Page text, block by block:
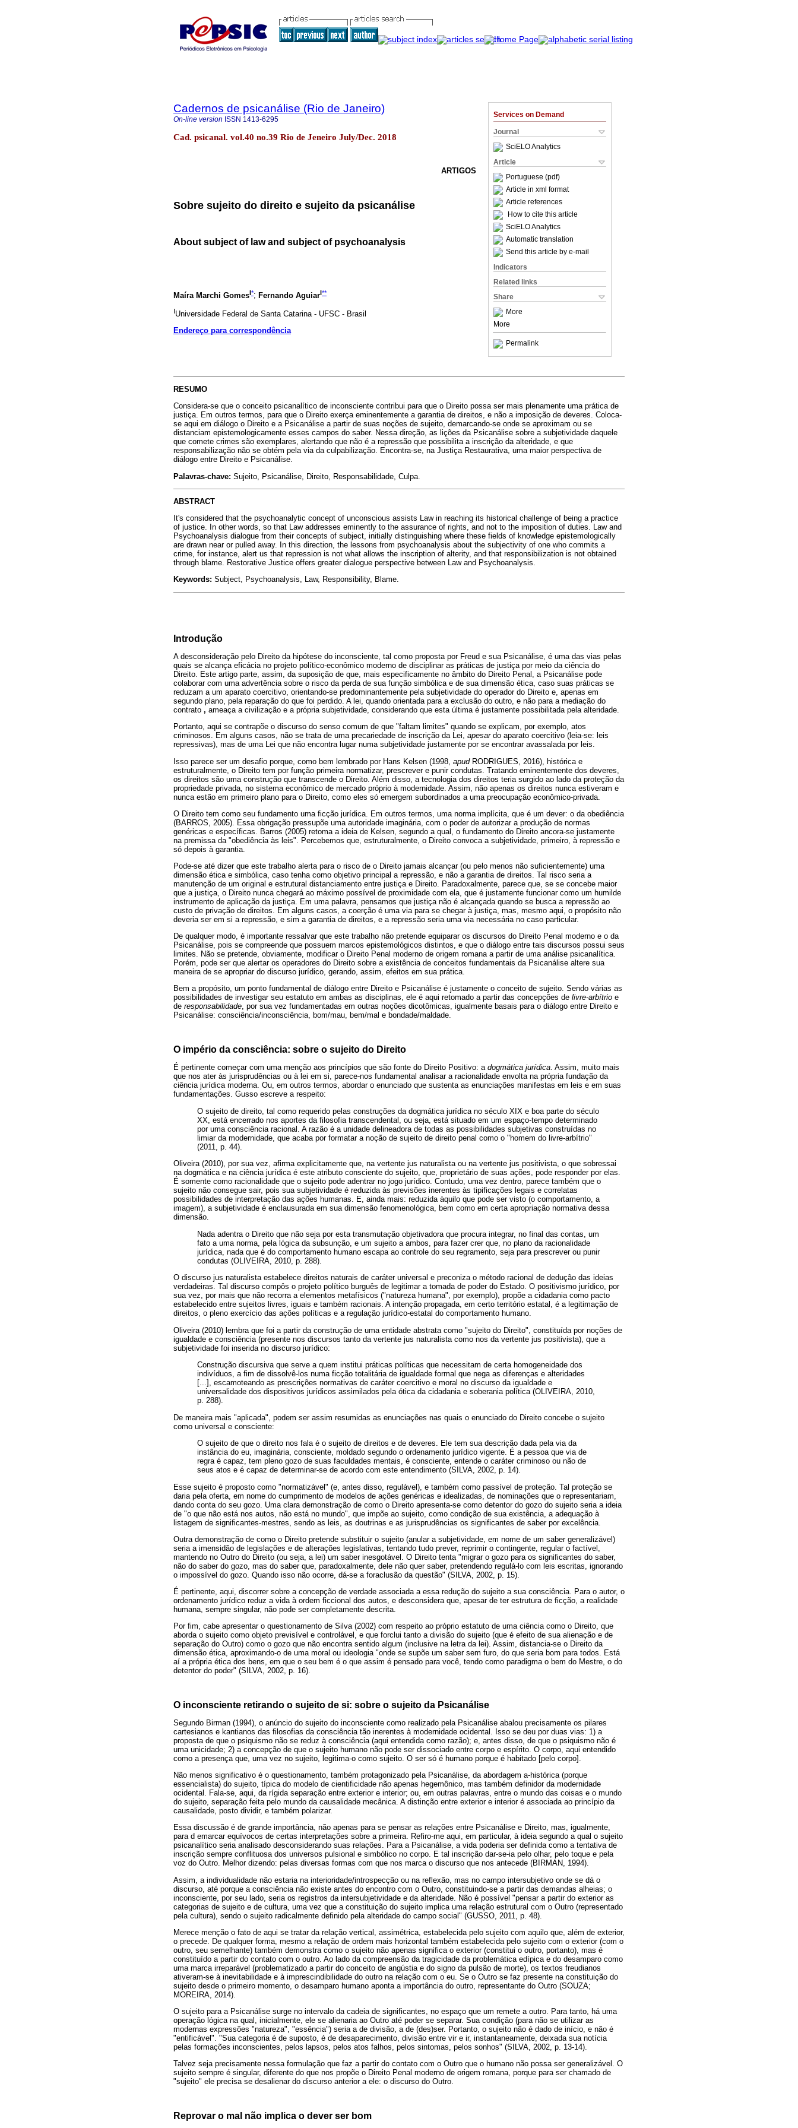
Services on Demand
Journal
SciELO Analytics
Article
Portuguese (pdf)
Article in xml format
Article references
How to cite this article
SciELO Analytics
Automatic translation
Send this article by e-mail
Indicators
Related links
Share
More
More
Permalink
Cadernos de psicanálise (Rio de Janeiro)
On-line version ISSN 1413-6295
Cad. psicanal. vol.40 no.39 Rio de Jeneiro July/Dec. 2018
ARTIGOS
Sobre sujeito do direito e sujeito da psicanálise
About subject of law and subject of psychoanalysis
Maíra Marchi GomesI*; Fernando AguiarI**
IUniversidade Federal de Santa Catarina - UFSC - Brasil
Endereço para correspondência
RESUMO
Considera-se que o conceito psicanalítico de inconsciente contribui para que o Direito possa ser mais plenamente uma prática de
justiça. Em outros termos, para que o Direito exerça eminentemente a garantia de direitos, e não a imposição de deveres. Coloca-
se aqui em diálogo o Direito e a Psicanálise a partir de suas noções de sujeito, demarcando-se onde se aproximam ou se
distanciam epistemologicamente esses campos do saber. Nessa direção, as lições da Psicanálise sobre a subjetividade daquele
que comete crimes são exemplares, alertando que não é a repressão que possibilita a inscrição da alteridade, e que
responsabilização não se obtém pela via da culpabilização. Encontra-se, na Justiça Restaurativa, uma maior perspectiva de
diálogo entre Direito e Psicanálise.
Palavras-chave: Sujeito, Psicanálise, Direito, Responsabilidade, Culpa.
ABSTRACT
It's considered that the psychoanalytic concept of unconscious assists Law in reaching its historical challenge of being a practice
of justice. In other words, so that Law addresses eminently to the assurance of rights, and not to the imposition of duties. Law and
Psychoanalysis dialogue from their concepts of subject, initially distinguishing where these fields of knowledge epistemologically
are drawn near or pulled away. In this direction, the lessons from psychoanalysis about the subjectivity of one who commits a
crime, for instance, alert us that repression is not what allows the inscription of alterity, and that responsibilization is not obtained
through blame. Restorative Justice offers greater dialogue perspective between Law and Psychoanalysis.
Keywords: Subject, Psychoanalysis, Law, Responsibility, Blame.
Introdução
A desconsideração pelo Direito da hipótese do inconsciente, tal como proposta por Freud e sua Psicanálise, é uma das vias pelas
quais se alcança eficácia no projeto político-econômico moderno de disciplinar as práticas de justiça por meio da ciência do
Direito. Este artigo parte, assim, da suposição de que, mais especificamente no âmbito do Direito Penal, a Psicanálise pode
colaborar com uma advertência sobre o risco da perda de sua função simbólica e de sua dimensão ética, caso suas práticas se
reduzam a um aparato coercitivo, orientando-se predominantemente pela subjetividade do operador do Direito e, apenas em
segundo plano, pela reparação do que foi perdido. A lei, quando orientada para a exclusão do outro, e não para a mediação do
contrato , ameaça a civilização e a própria subjetividade, considerando que esta última é justamente possibilitada pela alteridade.
Portanto, aqui se contrapõe o discurso do senso comum de que "faltam limites" quando se explicam, por exemplo, atos
criminosos. Em alguns casos, não se trata de uma precariedade de inscrição da Lei, apesardo aparato coercitivo (leia-se: leis
repressivas), mas de uma Lei que não encontra lugar numa subjetividade justamente por se encontrar avassalada por leis.
Isso parece ser um desafio porque, como bem lembrado por Hans Kelsen (1998, apudRODRIGUES, 2016), histórica e
estruturalmente, o Direito tem por função primeira normatizar, prescrever e punir condutas. Tratando eminentemente dos deveres,
os direitos são uma construção que transcende o Direito. Além disso, a tecnologia dos direitos teria surgido ao lado da proteção da
propriedade privada, no sistema econômico de mercado próprio à modernidade. Assim, não apenas os direitos nunca estiveram e
nunca estão em primeiro plano para o Direito, como eles só emergem subordinados a uma preocupação econômico-privada.
O Direito tem como seu fundamento uma ficção jurídica. Em outros termos, uma norma implícita, que é um dever: o da obediência
(BARROS, 2005). Essa obrigação pressupõe uma autoridade imaginária, com o poder de autorizar a produção de normas
genéricas e específicas. Barros (2005) retoma a ideia de Kelsen, segundo a qual, o fundamento do Direito ancora-se justamente
na premissa da "obediência às leis". Percebemos que, estruturalmente, o Direito convoca a subjetividade, primeiro, à repressão e
só depois à garantia.
Pode-se até dizer que este trabalho alerta para o risco de o Direito jamais alcançar (ou pelo menos não suficientemente) uma
dimensão ética e simbólica, caso tenha como objetivo principal a repressão, e não a garantia de direitos. Tal risco seria a
manutenção de um original e estrutural distanciamento entre justiça e Direito. Paradoxalmente, parece que, se se concebe maior
que a justiça, o Direito nunca chegará ao máximo possível de proximidade com ela, que é justamente funcionar como um humilde
instrumento de aplicação da justiça. Em uma palavra, pensamos que justiça não é alcançada quando se busca a repressão ao
custo de privação de direitos. Em alguns casos, a coerção é uma via para se chegar à justiça, mas, mesmo aqui, o propósito não
deveria ser em si a repressão, e sim a garantia de direitos, e a repressão seria uma via necessária no caso particular.
De qualquer modo, é importante ressalvar que este trabalho não pretende equiparar os discursos do Direito Penal moderno e o da
Psicanálise, pois se compreende que possuem marcos epistemológicos distintos, e que o diálogo entre tais discursos possui seus
limites. Não se pretende, obviamente, modificar o Direito Penal moderno de origem romana a partir de uma análise psicanalítica.
Porém, pode ser que alertar os operadores do Direito sobre a existência de conceitos fundamentais da Psicanálise altere sua
maneira de se apropriar do discurso jurídico, gerando, assim, efeitos em sua prática.
Bem a propósito, um ponto fundamental de diálogo entre Direito e Psicanálise é justamente o conceito de sujeito. Sendo várias as
possibilidades de investigar seu estatuto em ambas as disciplinas, ele é aqui retomado a partir das concepções de livre-arbítrio e
de responsabilidade, por sua vez fundamentadas em outras noções dicotômicas, igualmente basais para o diálogo entre Direito e
Psicanálise: consciência/inconsciência, bom/mau, bem/mal e bondade/maldade.
O império da consciência: sobre o sujeito do Direito
É pertinente começar com uma menção aos princípios que são fonte do Direito Positivo: a dogmática jurídica . Assim, muito mais
que nos ater às jurisprudências ou à lei em si, parece-nos fundamental analisar a racionalidade envolta na própria fundação da
ciência jurídica moderna. Ou, em outros termos, abordar o enunciado que sustenta as enunciações manifestas em leis e em suas
fundamentações. Gusso escreve a respeito:
O sujeito de direito, tal como requerido pelas construções da dogmática jurídica no século XIX e boa parte do século
XX, está encerrado nos aportes da filosofia transcendental, ou seja, está situado em um espaço-tempo determinado
por uma consciência racional. A razão é a unidade delineadora de todas as possibilidades subjetivas construídas no
limiar da modernidade, que acaba por formatar a noção de sujeito de direito penal como o "homem do livre-arbítrio"
(2011, p. 44).
Oliveira (2010), por sua vez, afirma explicitamente que, na vertente jus naturalista ou na vertente jus positivista, o que sobressai
na dogmática e na ciência jurídica é este atributo consciente do sujeito, que, proprietário de suas ações, pode responder por elas.
É somente como racionalidade que o sujeito pode adentrar no jogo jurídico. Contudo, uma vez dentro, parece também que o
sujeito não consegue sair, pois sua subjetividade é reduzida às previsões inerentes às tipificações legais e correlatas
possibilidades de interpretação das ações humanas. E, ainda mais: reduzida àquilo que pode ser visto (o comportamento, a
imagem), a subjetividade é enclausurada em sua dimensão fenomenológica, bem como em certa apropriação normativa dessa
dimensão.
Nada adentra o Direito que não seja por esta transmutação objetivadora que procura integrar, no final das contas, um
fato a uma norma, pela lógica da subsunção, e um sujeito a ambos, para fazer crer que, no plano da racionalidade
jurídica, nada que é do comportamento humano escapa ao controle do seu regramento, seja para prescrever ou punir
condutas (OLIVEIRA, 2010, p. 288).
O discurso jus naturalista estabelece direitos naturais de caráter universal e preconiza o método racional de dedução das ideias
verdadeiras. Tal discurso compôs o projeto político burguês de legitimar a tomada de poder do Estado. O positivismo jurídico, por
sua vez, por mais que não recorra a elementos metafísicos ("natureza humana", por exemplo), propõe a cidadania como pacto
estabelecido entre sujeitos livres, iguais e também racionais. A intenção propagada, em certo território estatal, é a legitimação de
direitos, o pleno exercício das ações políticas e a regulação jurídico-estatal do comportamento humano.
Oliveira (2010) lembra que foi a partir da construção de uma entidade abstrata como "sujeito do Direito", constituída por noções de
igualdade e consciência (presente nos discursos tanto da vertente jus naturalista como nos da vertente jus positivista), que a
subjetividade foi inserida no discurso jurídico:
Construção discursiva que serve a quem institui práticas políticas que necessitam de certa homogeneidade dos
indivíduos, a fim de dissolvê-los numa ficção totalitária de igualdade formal que nega as diferenças e alteridades
[...], escamoteando as prescrições normativas de caráter coercitivo e moral no discurso da igualdade e
universalidade dos dispositivos jurídicos assimilados pela ótica da cidadania e soberania política (OLIVEIRA, 2010,
p. 288).
De maneira mais "aplicada", podem ser assim resumidas as enunciações nas quais o enunciado do Direito concebe o sujeito
como universal e consciente:
O sujeito de que o direito nos fala é o sujeito de direitos e de deveres. Ele tem sua descrição dada pela via da
instância do eu, imaginária, consciente, moldado segundo o ordenamento jurídico vigente. É a pessoa que via de
regra é capaz, tem pleno gozo de suas faculdades mentais, é consciente, entende o caráter criminoso ou não de
seus atos e é capaz de determinar-se de acordo com este entendimento (SILVA, 2002, p. 14).
Esse sujeito é proposto como "normatizável" (e, antes disso, regulável), e também como passível de proteção. Tal proteção se
daria pela oferta, em nome do cumprimento de modelos de ações genéricas e idealizadas, de nominações que o representariam,
dando conta do seu gozo. Uma clara demonstração de como o Direito apresenta-se como detentor do gozo do sujeito seria a ideia
de "o que não está nos autos, não está no mundo", que impõe ao sujeito, como condição de sua existência, a adequação à
listagem de significantes-mestres, sendo as leis, as doutrinas e as jurisprudências os significantes de saber por excelência.
Outra demonstração de como o Direito pretende substituir o sujeito (anular a subjetividade, em nome de um saber generalizável)
seria a imensidão de legislações e de alterações legislativas, tentando tudo prever, reprimir o contingente, regular o factível,
mantendo no Outro do Direito (ou seja, a lei) um saber inesgotável. O Direito tenta "migrar o gozo para os significantes do saber,
não do saber do gozo, mas do saber que, paradoxalmente, dele não quer saber, pretendendo regulá-lo com leis escritas, ignorando
o impossível do gozo. Quando isso não ocorre, dá-se a foraclusão da questão" (SILVA, 2002, p. 15).
É pertinente, aqui, discorrer sobre a concepção de verdade associada a essa redução do sujeito a sua consciência. Para o autor, o
ordenamento jurídico reduz a vida à ordem ficcional dos autos, e desconsidera que, apesar de ter estrutura de ficção, a realidade
humana, sempre singular, não pode ser completamente descrita.
Por fim, cabe apresentar o questionamento de Silva (2002) com respeito ao próprio estatuto de uma ciência como o Direito, que
aborda o sujeito como objeto previsível e controlável, e que forclui tanto a divisão do sujeito (que é efeito de sua alienação e de
separação do Outro) como o gozo que não encontra sentido algum (inclusive na letra da lei). Assim, distancia-se o Direito da
dimensão ética, aproximando-o de uma moral ou ideologia "onde se supõe um saber sem furo, do que seria bom para todos. Está
aí a própria ética dos bens, em que o seu bem é o que assim é pensado para você, tendo como paradigma o bem do Mestre, o do
detentor do poder" (SILVA, 2002, p. 16).
O inconsciente retirando o sujeito de si: sobre o sujeito da Psicanálise
Segundo Birman (1994), o anúncio do sujeito do inconsciente como realizado pela Psicanálise abalou precisamente os pilares
cartesianos e kantianos das filosofias da consciência tão inerentes à modernidade ocidental. Isso se deu por duas vias: 1) a
proposta de que o psiquismo não se reduz à consciência (aqui entendida como razão); e, antes disso, de que o psiquismo não é
uma unicidade; 2) a concepção de que o sujeito humano não pode ser dissociado entre corpo e espírito. O corpo, aqui entendido
como a presença que, uma vez no sujeito, legitima-o como sujeito. O ser só é humano porque é habitado [pelo corpo].
Não menos significativo é o questionamento, também protagonizado pela Psicanálise, da abordagem a-histórica (porque
essencialista) do sujeito, típica do modelo de cientificidade não apenas hegemônico, mas também definidor da modernidade
ocidental. Fala-se, aqui, da rígida separação entre exterior e interior; ou, em outras palavras, entre o mundo das coisas e o mundo
do sujeito, separação feita pelo mundo da causalidade mecânica. A distinção entre exterior e interior é associada ao princípio da
causalidade, posto dividir, e também polarizar.
Essa discussão é de grande importância, não apenas para se pensar as relações entre Psicanálise e Direito, mas, igualmente,
para d emarcar equívocos de certas interpretações sobre a primeira. Refiro-me aqui, em particular, à ideia segundo a qual o sujeito
psicanalítico seria analisado desconsiderando suas relações. Para a Psicanálise, a vida poderia ser definida como a tentativa de
inscrição sempre conflituosa dos universos pulsional e simbólico no corpo. E tal inscrição dar-se-ia pelo olhar, pelo toque e pela
voz do Outro. Melhor dizendo: pelas diversas formas com que nos marca o discurso que nos antecede (BIRMAN, 1994).
Assim, a individualidade não estaria na interioridade/introspecção ou na reflexão, mas no campo intersubjetivo onde se dá o
discurso, até porque a consciência não existe antes do encontro com o Outro, constituindo-se a partir das demandas alheias; o
inconsciente, por seu lado, seria os registros da intersubjetividade e da alteridade. Não é possível "pensar a partir do exterior as
categorias de sujeito e de cultura, uma vez que a constituição do sujeito implica uma relação estrutural com o Outro (representado
pela cultura), sendo o sujeito radicalmente definido pela alteridade do campo social" (GUSSO, 2011, p. 48).
Merece menção o fato de aqui se tratar da relação vertical, assimétrica, estabelecida pelo sujeito com aquilo que, além de exterior,
o precede. De qualquer forma, mesmo a relação de ordem mais horizontal também estabelecida pelo sujeito com o exterior (com o
outro, seu semelhante) também demonstra como o sujeito não apenas significa o exterior (constitui o outro, portanto), mas é
constituído a partir do contato com o outro. Ao lado da compreensão da tragicidade da problemática edípica e do desamparo como
uma marca irreparável (problematizado a partir do conceito de angústia e do signo da pulsão de morte), os textos freudianos
ativeram-se à inevitabilidade e à imprescindibilidade do outro na relação com o eu. Se o Outro se faz presente na constituição do
sujeito desde o primeiro momento, o desamparo humano aponta a importância do outro, representante do Outro (SOUZA;
MOREIRA, 2014).
O sujeito para a Psicanálise surge no intervalo da cadeia de significantes, no espaço que um remete a outro. Para tanto, há uma
operação lógica na qual, inicialmente, ele se alienaria ao Outro até poder se separar. Sua condição (para não se utilizar as
modernas expressões "natureza", "essência") seria a de divisão, a de (des)ser. Portanto, o sujeito não é dado de início, e não é
"entificável". "Sua categoria é de suposto, é de desaparecimento, divisão entre vir e ir, instantaneamente, deixada sua notícia
pelas formações inconscientes, pelos lapsos, pelos atos falhos, pelos sintomas, pelos sonhos" (SILVA, 2002, p. 13-14).
Talvez seja precisamente nessa formulação que faz a partir do contato com o Outro que o humano não possa ser generalizável. O
sujeito sempre é singular, diferente do que nos propõe o Direito Penal moderno de origem romana, porque para ser chamado de
"sujeito" ele precisa se desalienar do discurso anterior a ele: o discurso do Outro.
Reprovar o mal não implica o dever ser bom